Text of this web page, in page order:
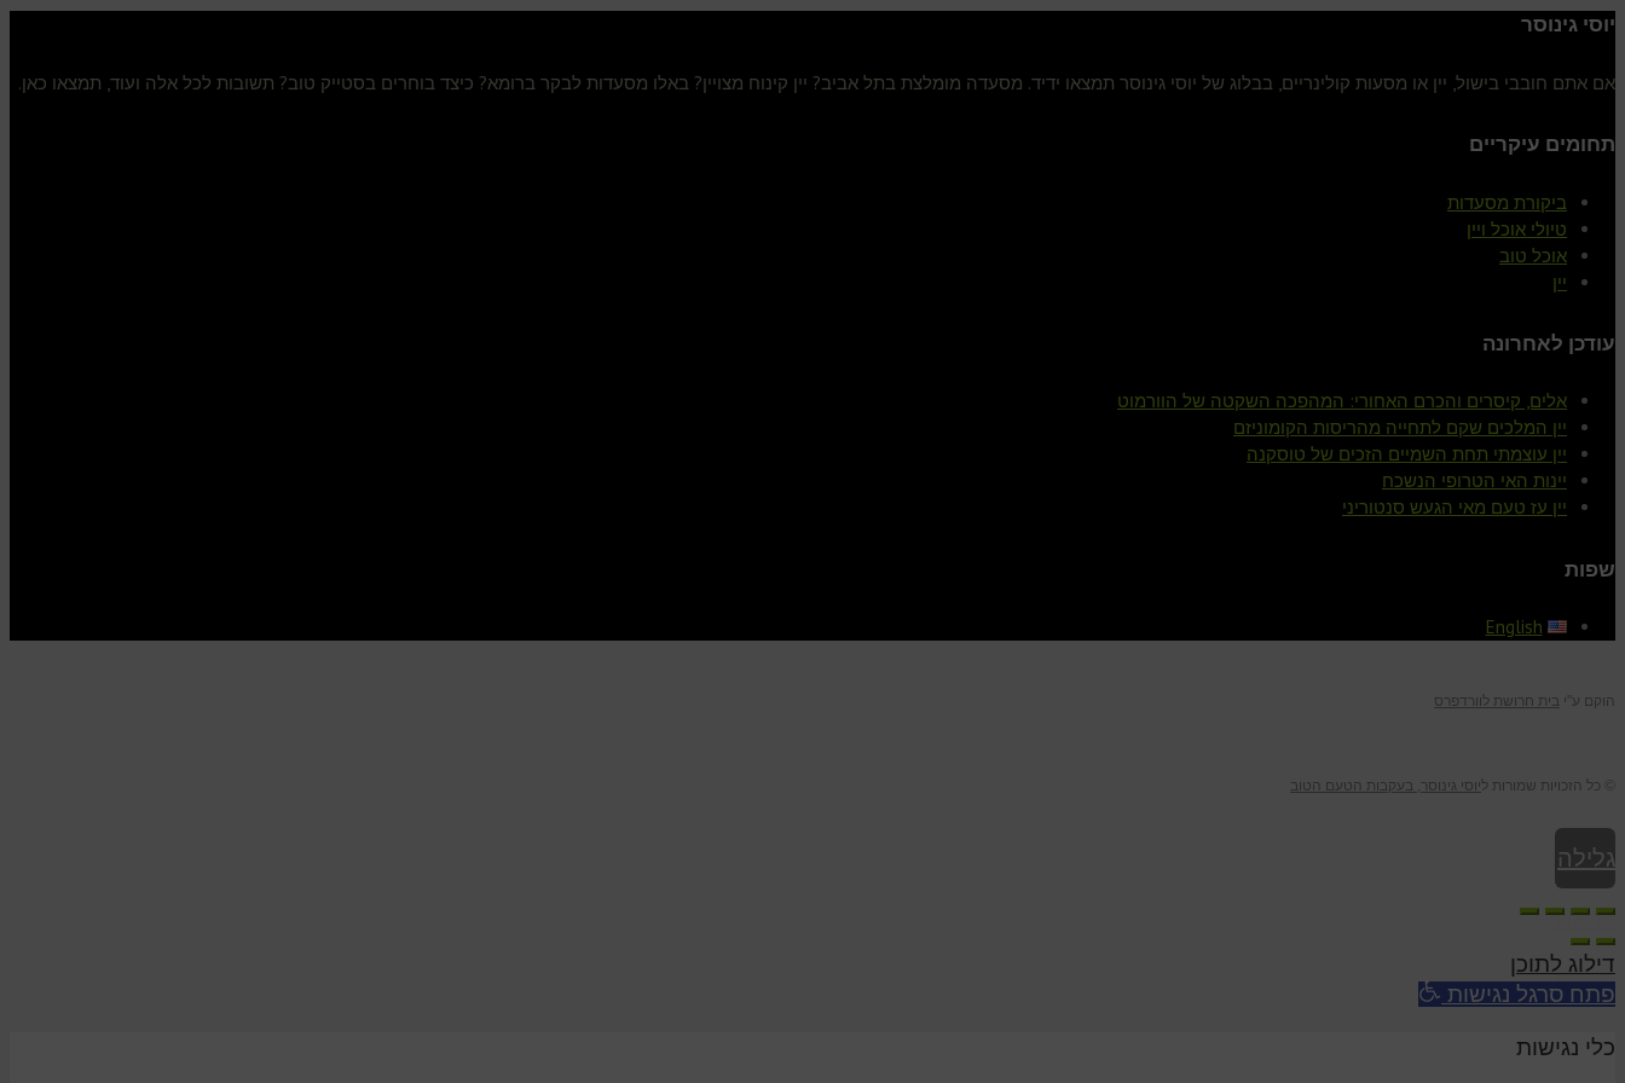
יוסי גינוסר
אם אתם חובבי בישול, יין או מסעות קולינריים, בבלוג של יוסי גינוסר תמצאו ידיד. מסעדה מומלצת בתל אביב? יין קינוח מצויין? באלו מסעדות לבקר ברומא? כיצד בוחרים בסטייק טוב? תשובות לכל אלה ועוד, תמצאו כאן.
תחומים עיקריים
ביקורת מסעדות
טיולי אוכל ויין
אוכל טוב
יין
עודכן לאחרונה
אלים, קיסרים והכרם האחורי: המהפכה השקטה של הוורמוט
יין המלכים שקם לתחייה מהריסות הקומוניזם
יין עוצמתי תחת השמיים הזכים של טוסקנה
יינות האי הטרופי הנשכח
יין עז טעם מאי הגעש סנטוריני
שפות
English
הוקם ע"י בית חרושת לוורדפרס
© כל הזכויות שמורות ליוסי גינוסר, בעקבות הטעם הטוב
גלילה
לראש
העמוד
דילוג לתוכן
פתח סרגל נגישות
כלי נגישות